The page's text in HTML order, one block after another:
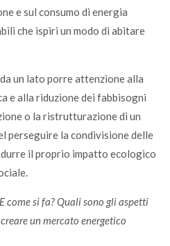
e sul consumo di energia
che ispiri un modo di abitare
un lato porre attenzione alla
e alla ri­duzione dei fabbisogni
o la ristrutturazione di un
perseguire la condivisione delle
il proprio impatto ecologico
come si fa? Quali sono gli aspetti
un mercato energetico